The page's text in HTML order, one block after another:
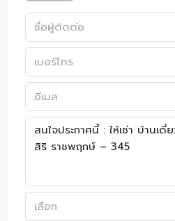
เลือก